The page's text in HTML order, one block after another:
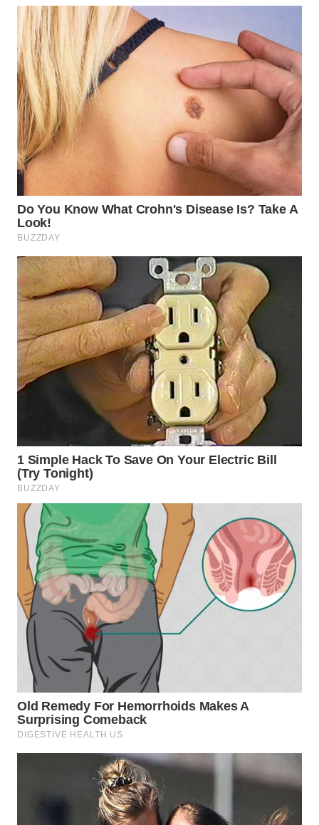
TAPANULI
UTARA
WN
SAMOSIR
WN
PADANG
LAWAS
SUMEDANG
WN
CIANJUR
WN
KEPULAUAN
SERIBU
WN
TANGERANG
WN
CIREBON
WN
INDRAMAYU
WN
KUNINGAN
WN
MAJALENGKA
WN
SUBANG
WN
PURWAKARTA